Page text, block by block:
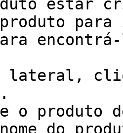
estar
lateral,
o produto
do